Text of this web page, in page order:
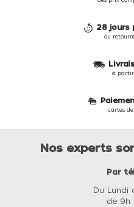
28 jours
ou
à partir
cartes
Nos experts
Par
Du Lundi
de 9h